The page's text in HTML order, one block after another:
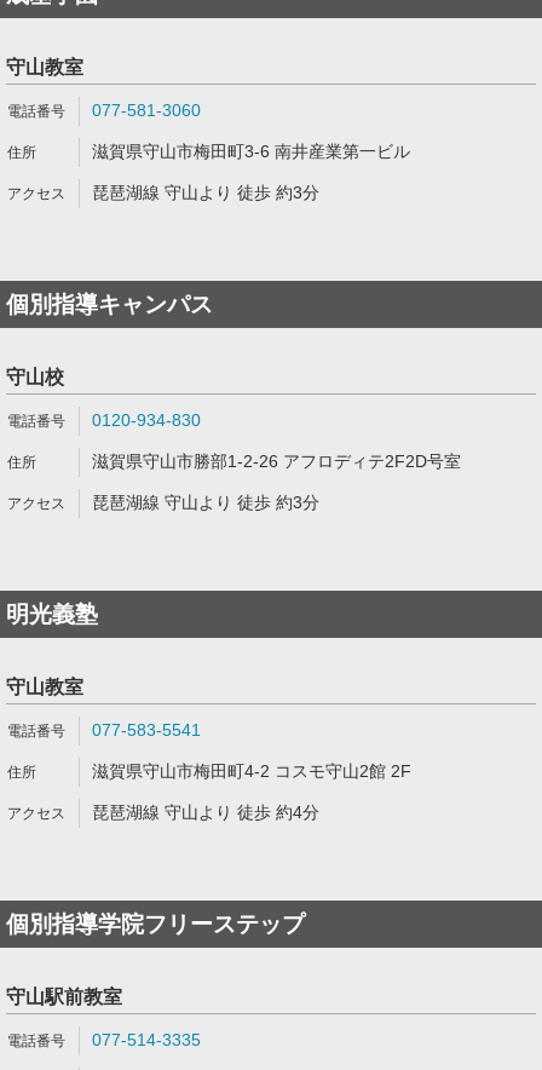
守山教室
077-581-3060
滋賀県守山市梅田町3-6 南井産業第一ビル
琵琶湖線 守山より 徒歩 約3分
個別指導キャンパス
守山校
0120-934-830
滋賀県守山市勝部1-2-26 アフロディテ2F2D号室
琵琶湖線 守山より 徒歩 約3分
明光義塾
守山教室
077-583-5541
滋賀県守山市梅田町4-2 コスモ守山2館 2F
琵琶湖線 守山より 徒歩 約4分
個別指導学院フリーステップ
守山駅前教室
077-514-3335